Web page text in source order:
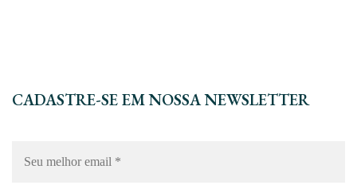
CADASTRE-SE EM NOSSA NEWSLETTER
melhor